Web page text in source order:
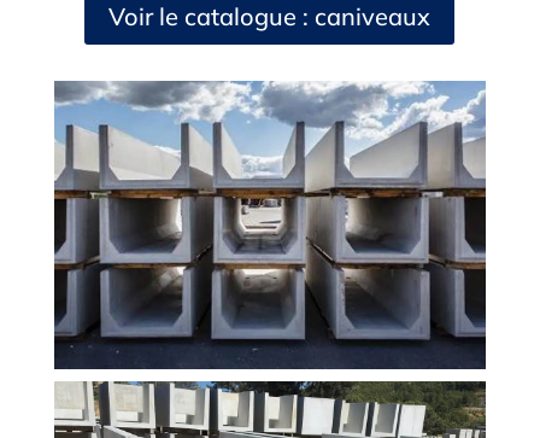
Voir le catalogue : caniveaux